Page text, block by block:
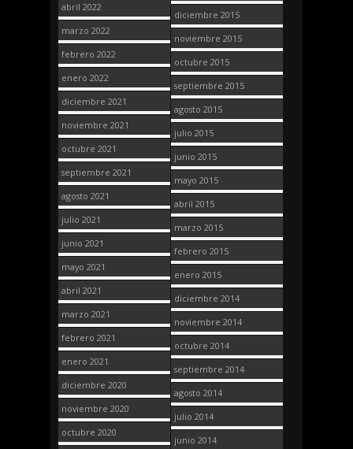
abril 2022
marzo 2022
febrero 2022
enero 2022
diciembre 2021
noviembre 2021
octubre 2021
septiembre 2021
agosto 2021
julio 2021
junio 2021
mayo 2021
abril 2021
marzo 2021
febrero 2021
enero 2021
diciembre 2020
noviembre 2020
octubre 2020
diciembre 2015
noviembre 2015
octubre 2015
septiembre 2015
agosto 2015
julio 2015
junio 2015
mayo 2015
abril 2015
marzo 2015
febrero 2015
enero 2015
diciembre 2014
noviembre 2014
octubre 2014
septiembre 2014
agosto 2014
julio 2014
junio 2014